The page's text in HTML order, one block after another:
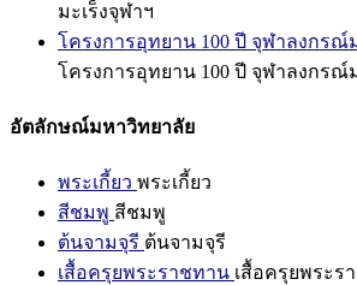
มะเร็งจุฬาฯ
โครงการอุทยาน 100 ปี จุฬาลงกรณ์
โครงการอุทยาน 100 ปี จุฬาลงกรณ์
อัตลักษณ์มหาวิทยาลัย
พระเกี้ยว พระเกี้ยว
สีชมพู สีชมพู
ต้นจามจุรี ต้นจามจุรี
เสื้อครุยพระราชทาน เสื้อครุยพระร